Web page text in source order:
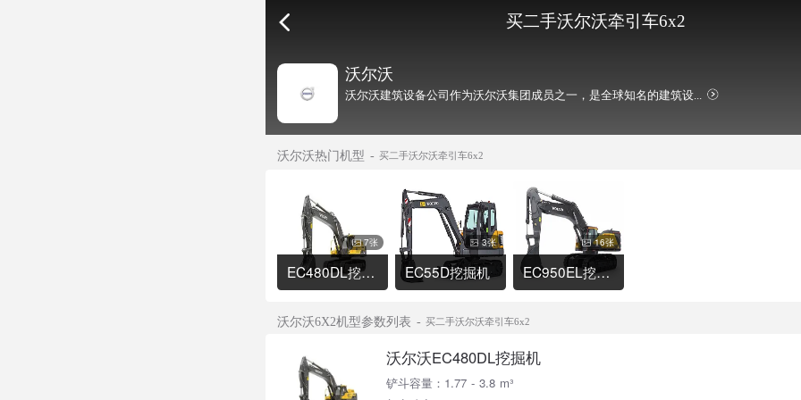
买二手沃尔沃牵引车6x2
沃尔沃
沃尔沃建筑设备公司作为沃尔沃集团成员之一，是全球知名的建筑设...
沃尔沃热门机型 买二手沃尔沃牵引车6x2
7张
EC480DL挖掘机
3张
EC55D挖掘机
16张
EC950EL挖掘机
沃尔沃6X2机型参数列表 买二手沃尔沃牵引车6x2
沃尔沃EC480DL挖掘机
铲斗容量：1.77 - 3.8 m³